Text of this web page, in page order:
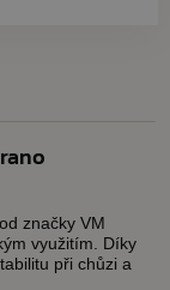
značky VM
využitím. Díky
při chůzi a